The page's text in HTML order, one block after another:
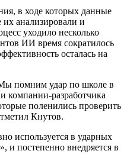
в ходе которых данные
их анализировали и
уходило несколько
ИИ время сократилось
осталась на
помним удар по школе в
компании-разработчика
поленились проверить
Кнутов.
используется в ударных
и постепенно внедряется в